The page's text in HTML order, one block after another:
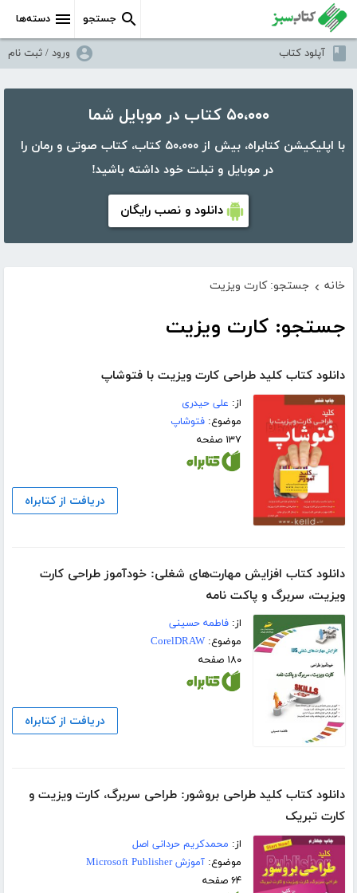
دسته‌ها جستجو
آپلود کتاب ورود / ثبت نام
۵۰،۰۰۰ کتاب در موبایل شما
با اپلیکیشن کتابراه، بیش از ۵۰،۰۰۰ کتاب، کتاب صوتی و رمان را
در موبایل و تبلت خود داشته باشید!
دانلود و نصب رایگان
خانه › جستجو: کارت ویزیت
جستجو: کارت ویزیت
دانلود کتاب کلید طراحی کارت ویزیت با فتوشاپ
از: علی حیدری
موضوع:فتوشاپ
۱۳۷ صفحه
دریافت از کتابراه
دانلود کتاب افزایش مهارت‌های شغلی: خودآموز طراحی کارت
ویزیت، سربرگ و پاکت نامه
از:فاطمه حسینی
موضوع:CorelDRAW
۱۸۰ صفحه
دریافت از کتابراه
دانلود کتاب کلید طراحی بروشور: طراحی سربرگ، کارت ویزیت و
کارت تبریک
از: محمدکریم حردانی اصل
موضوع:آموزش Microsoft Publisher
۶۴ صفحه